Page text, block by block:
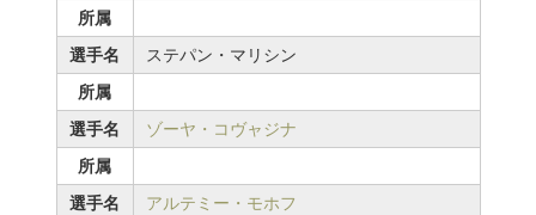
所属
選手名
ステパン・マリシン
所属
選手名
ゾーヤ・コヴャジナ
所属
選手名
アルテミー・モホフ